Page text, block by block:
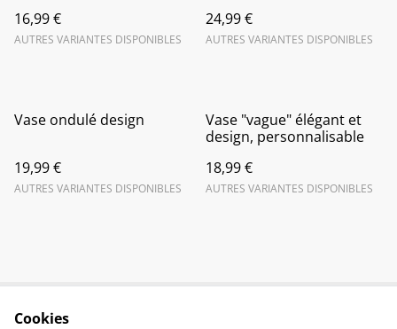
16,99 €
AUTRES VARIANTES DISPONIBLES
24,99 €
AUTRES VARIANTES DISPONIBLES
Vase ondulé design
19,99 €
AUTRES VARIANTES DISPONIBLES
Vase "vague" élégant et
design, personnalisable
18,99 €
AUTRES VARIANTES DISPONIBLES
Cookies